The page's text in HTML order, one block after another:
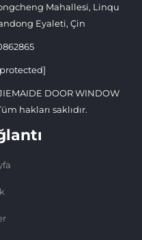
Mahallesi, Linqu
Eyaleti, Çin
DOOR WINDOW
hakları saklıdır.